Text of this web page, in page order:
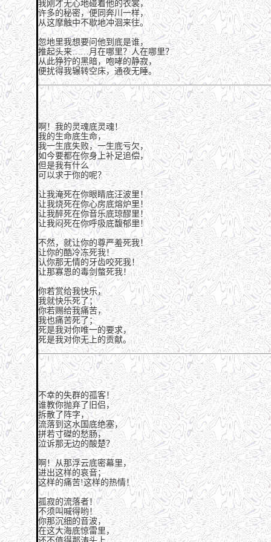
我刚才无心地碰着他的衣裳，
许多的秘密，便同奔川一样，
从这摩触中不歇地冲洄来往。
忽地里我想要问他到底是谁，
推起头来……月在哪里？人在哪里？
从此狰狞的黑暗，咆哮的静寂，
便扰得我辗转空床，通夜无睡。
啊！我的灵魂底灵魂！
我的生命底生命，
我一生底失败，一生底亏欠，
如今要都在你身上补足追偿，
但是我有什么
可以求于你的呢？
让我淹死在你眼睛底汪波里！
让我烧死在你心房底熔炉里！
让我醉死在你音乐底琼醪里！
让我闷死在你呼吸底馥郁里！
不然，就让你的尊严羞死我！
让你的酷冷冻死我！
认你那无情的牙齿咬死我！
让那寡恩的毒剑螫死我！
你若赏给我快乐，
我就快乐死了；
你若赐给我痛苦，
我也痛苦死了；
死是我对你唯一的要求，
死是我对你无上的贡献。
不幸的失群的孤客！
谁教你抛弃了旧侣，
拆散了阵字，
流落到这水国底绝塞，
拼若寸磔的愁肠，
泣诉那无边的酸楚？
啊！从那浮云底密幕里，
进出这样的哀音；
这样的痛苦!这样的热情！
孤寂的流落者！
不须叫喊得哟！
你那沉细的音波，
在这大海底惊雷里，